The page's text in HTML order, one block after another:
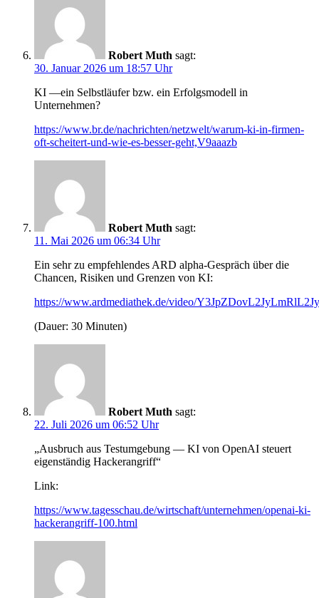
Robert Muth sagt:
30. Januar 2026 um 18:57 Uhr
KI —ein Selbstläufer bzw. ein Erfolgsmodell in
Unternehmen?
https://www.br.de/nachrichten/netzwelt/warum-ki-in-firmen-
oft-scheitert-und-wie-es-besser-geht,V9aaazb
Robert Muth sagt:
11. Mai 2026 um 06:34 Uhr
Ein sehr zu empfehlendes ARD alpha-Gespräch über die
Chancen, Risiken und Grenzen von KI:
https://www.ardmediathek.de/video/
(Dauer: 30 Minuten)
Robert Muth sagt:
22. Juli 2026 um 06:52 Uhr
„Ausbruch aus Testumgebung — KI von OpenAI steuert
eigenständig Hackerangriff“
Link:
https://www.tagesschau.de/wirtschaft/unternehmen/openai-ki-
hackerangriff-100.html